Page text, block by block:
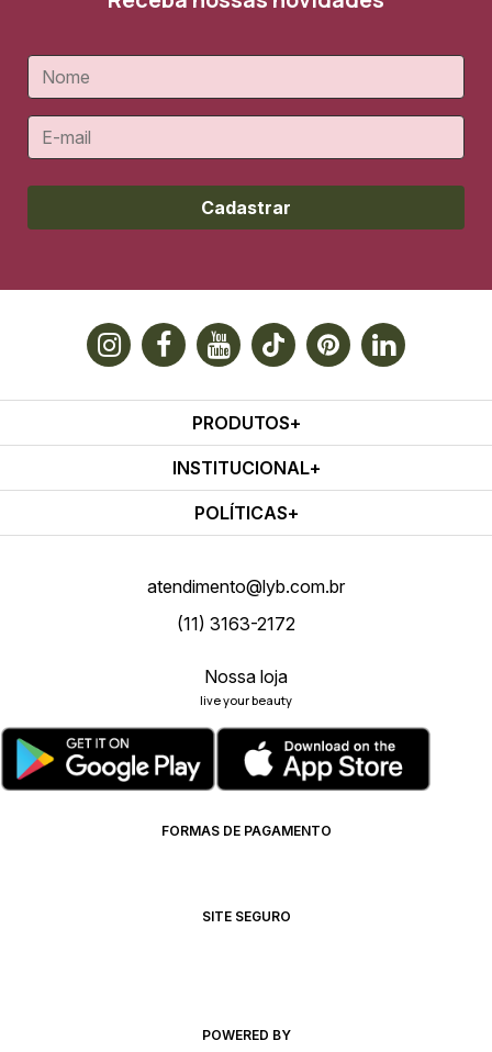
Cadastrar
PRODUTOS
INSTITUCIONAL
POLÍTICAS
atendimento@lyb.com.br
(11) 3163-2172
Nossa loja
live your beauty
FORMAS DE PAGAMENTO
SITE SEGURO
POWERED BY